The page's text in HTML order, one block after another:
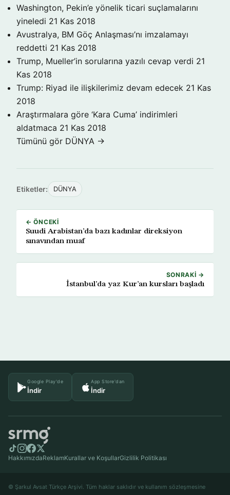
Washington, Pekin’e yönelik ticari suçlamalarını
yineledi 21 Kas 2018
Avustralya, BM Göç Anlaşması’nı imzalamayı
reddetti 21 Kas 2018
Trump, Mueller’in sorularına yazılı cevap verdi 21
Kas 2018
Trump: Riyad ile ilişkilerimiz devam edecek 21 Kas
2018
Araştırmalara göre ‘Kara Cuma’ indirimleri
aldatmaca 21 Kas 2018
Tümünü gör DÜNYA →
Etiketler: DÜNYA
← ÖNCEKI
Suudi Arabistan’da bazı kadınlar direksiyon
sınavından muaf
SONRAKI →
İstanbul’da yaz Kur’an kursları başladı
Google Play'de
İndir
App Store'dan
İndir
HakkımızdaReklamKurallar ve KoşullarGizlilik Politikası
© Şarkul Avsat Türkçe Arşivi. Tüm haklar saklıdır ve kullanım sözleşmesine